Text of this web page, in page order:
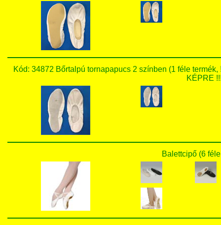
Kód: 34872 Bőrtalpú tornapapucs 2 színben (1 féle
KÉPRE
Balettcipő (6